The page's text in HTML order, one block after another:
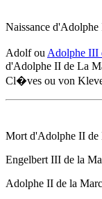
Naissance
Adolf ou Adolphe III
d'Adolphe II de La
Cl�ves ou von
Mort d'Adolphe II de
Engelbert III de la
Adolphe II de la